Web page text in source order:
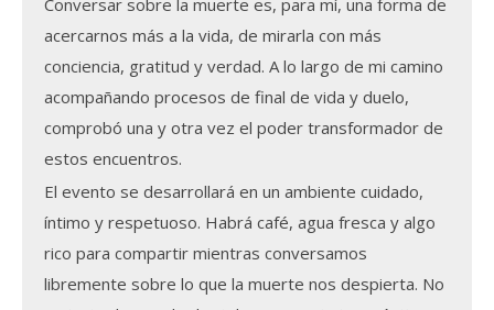
Conversar sobre la muerte es, para mí, una forma de
acercarnos más a la vida, de mirarla con más
conciencia, gratitud y verdad. A lo largo de mi camino
acompañando procesos de final de vida y duelo,
comprobó una y otra vez el poder transformador de
estos encuentros.
El evento se desarrollará en un ambiente cuidado,
íntimo y respetuoso. Habrá café, agua fresca y algo
rico para compartir mientras conversamos
libremente sobre lo que la muerte nos despierta. No